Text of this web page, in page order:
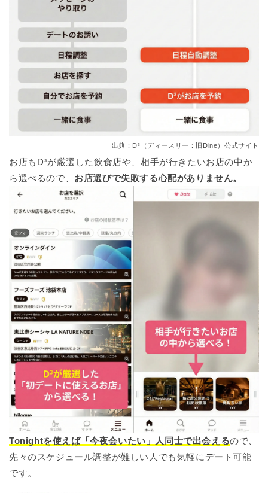
出典：D³（ディースリー：旧Dine）公式サイト
お店もD³が厳選した飲食店や、相手が行きたいお店の中か
ら選べるので、 お店選びで失敗する心配がありません。
Tonightを使えば「今夜会いたい」人同士で出会えるので、
先々のスケジュール調整が難しい人でも気軽にデート可能
です。